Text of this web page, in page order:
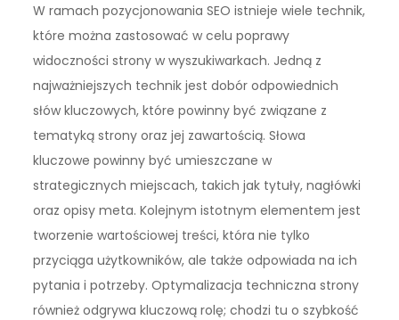
W ramach pozycjonowania SEO istnieje wiele technik,
które można zastosować w celu poprawy
widoczności strony w wyszukiwarkach. Jedną z
najważniejszych technik jest dobór odpowiednich
słów kluczowych, które powinny być związane z
tematyką strony oraz jej zawartością. Słowa
kluczowe powinny być umieszczane w
strategicznych miejscach, takich jak tytuły, nagłówki
oraz opisy meta. Kolejnym istotnym elementem jest
tworzenie wartościowej treści, która nie tylko
przyciąga użytkowników, ale także odpowiada na ich
pytania i potrzeby. Optymalizacja techniczna strony
również odgrywa kluczową rolę; chodzi tu o szybkość